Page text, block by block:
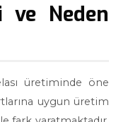
ve Neden
üretiminde öne
uygun üretim